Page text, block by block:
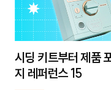
시딩 키트부터 제품
지 레퍼런스 15